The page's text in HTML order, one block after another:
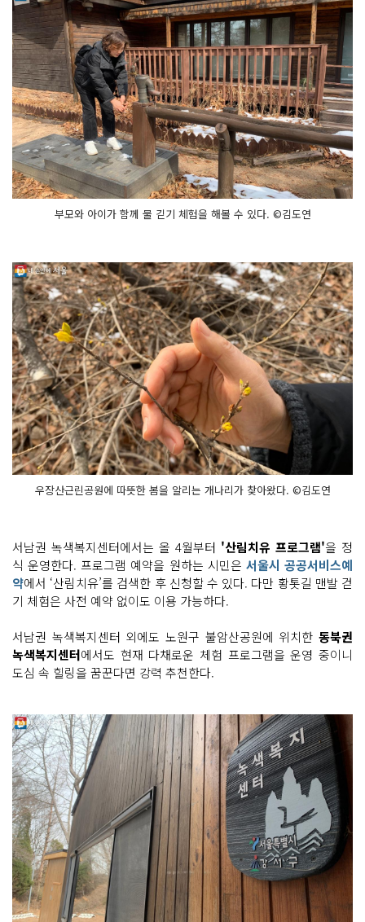
부모와 아이가 함께 물 긷기 체험을 해볼 수 있다. ©김도연
우장산근린공원에 따뜻한 봄을 알리는 개나리가 찾아왔다. ©김도연
서남권 녹색복지센터에서는 올 4월부터 '산림치유 프로그램'을 정
식 운영한다. 프로그램 예약을 원하는 시민은 서울시 공공서비스예
약에서 ‘산림치유’를 검색한 후 신청할 수 있다. 다만 황톳길 맨발 걷
기 체험은 사전 예약 없이도 이용 가능하다.
서남권 녹색복지센터 외에도 노원구 불암산공원에 위치한 동북권
녹색복지센터에서도 현재 다채로운 체험 프로그램을 운영 중이니
도심 속 힐링을 꿈꾼다면 강력 추천한다.